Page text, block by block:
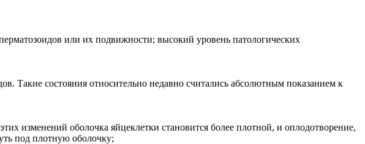
или их подвижности; высокий уровень патологических
Такие состояния относительно недавно считались абсолютным показанием к
изменений оболочка яйцеклетки становится более плотной, и оплодотворение,
под плотную оболочку;